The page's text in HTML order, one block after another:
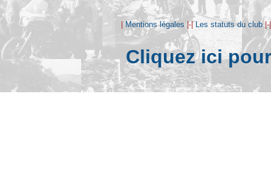
|Mentions légales|-|Les statuts du club
Cliquez ici